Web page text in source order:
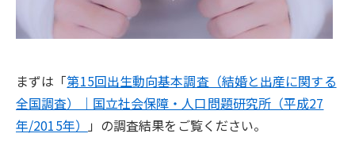
まずは「第15回出生動向基本調査（結婚と出産に関する
全国調査）｜国立社会保障・人口問題研究所（平成27
年/2015年）
」の調査結果をご覧ください。